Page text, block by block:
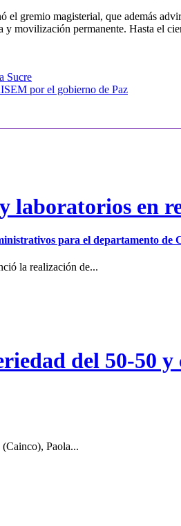
el gremio magisterial, que además
y movilización permanente. Hasta el
Sucre
por el gobierno de Paz
laboratorios en
para el departamento de
la realización de...
del 50-50 y
Paola...